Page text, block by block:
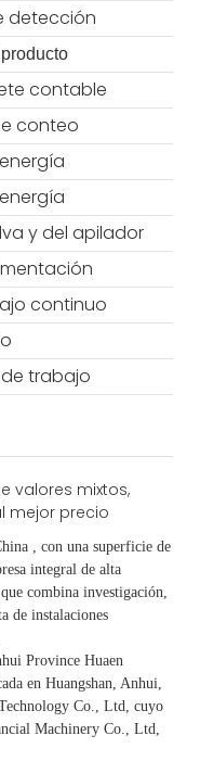
detección
contable
conteo
y del apilador
continuo
trabajo
, con una superficie de
integral de alta
combina investigación,
de instalaciones
Province Huaen
en Huangshan, Anhui,
Co., Ltd, cuyo
Machinery Co., Ltd,